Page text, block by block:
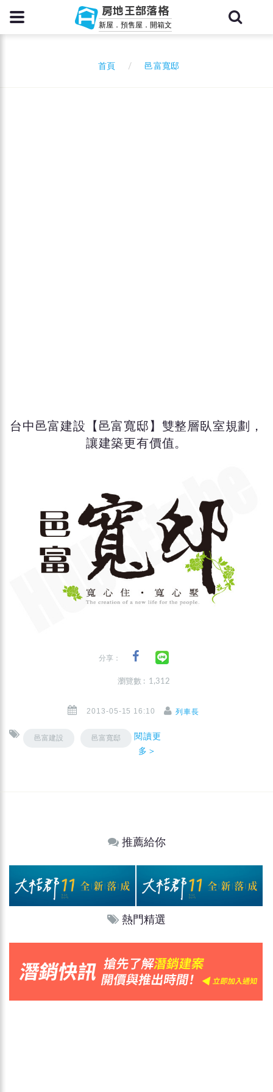
房地王部落格
新屋．預售屋．開箱文
首頁 邑富寬邸
台中邑富建設【邑富寬邸】雙整層臥室規劃，
讓建築更有價值。
分享：
瀏覽數 : 1,312
2013-05-15 16:10 列車長
邑富建設 邑富寬邸
閱讀更
多＞
推薦給你
熱門精選